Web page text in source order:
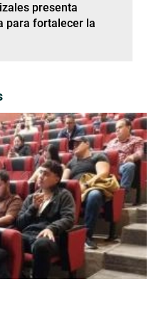
presenta
para fortalecer la